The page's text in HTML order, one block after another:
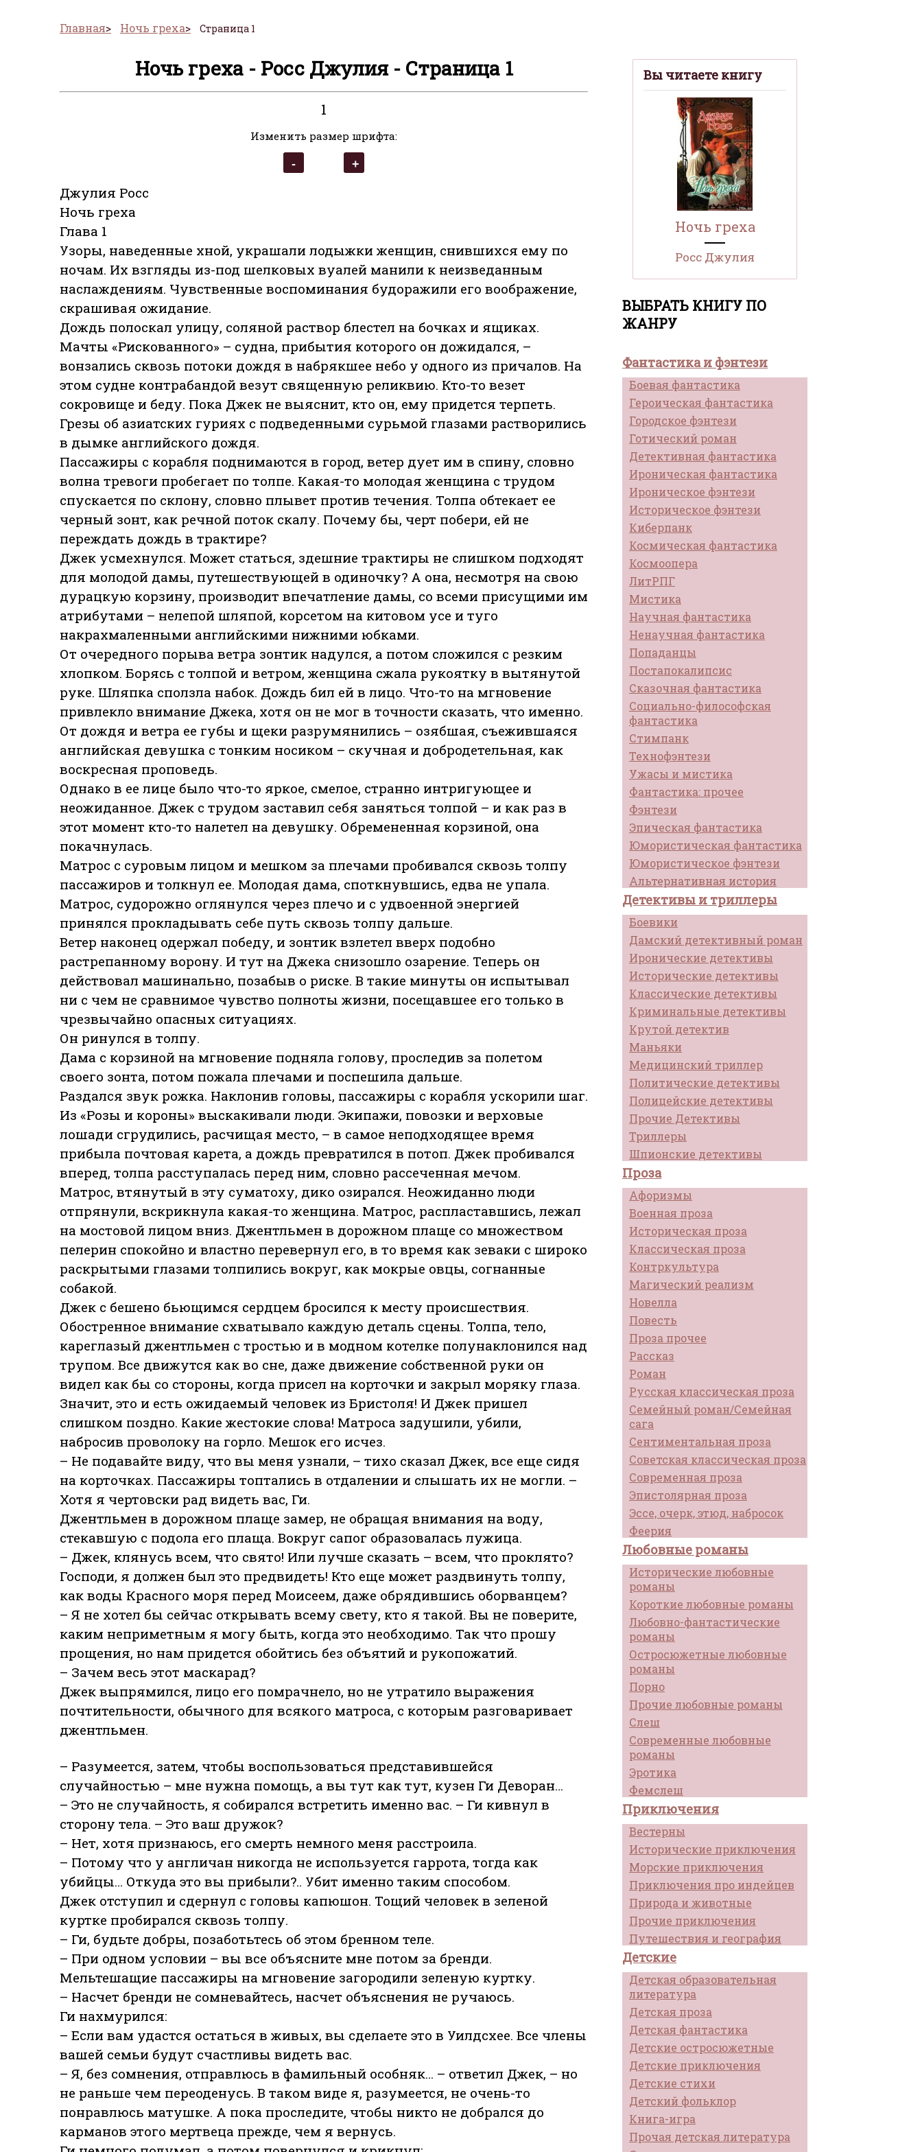
Главная Ночь греха Страница 1
Вы читаете книгу
Ночь греха
Росс Джулия
ВЫБРАТЬ КНИГУ ПО
ЖАНРУ
Фантастика и фэнтези
Боевая фантастика
Героическая фантастика
Городское фэнтези
Готический роман
Детективная фантастика
Ироническая фантастика
Ироническое фэнтези
Историческое фэнтези
Киберпанк
Космическая фантастика
Космоопера
ЛитРПГ
Мистика
Научная фантастика
Ненаучная фантастика
Попаданцы
Постапокалипсис
Сказочная фантастика
Социально-философская
фантастика
Стимпанк
Технофэнтези
Ужасы и мистика
Фантастика: прочее
Фэнтези
Эпическая фантастика
Юмористическая фантастика
Юмористическое фэнтези
Альтернативная история
Детективы и триллеры
Боевики
Дамский детективный роман
Иронические детективы
Исторические детективы
Классические детективы
Криминальные детективы
Крутой детектив
Маньяки
Медицинский триллер
Политические детективы
Полицейские детективы
Прочие Детективы
Триллеры
Шпионские детективы
Проза
Афоризмы
Военная проза
Историческая проза
Классическая проза
Контркультура
Магический реализм
Новелла
Повесть
Проза прочее
Рассказ
Роман
Русская классическая проза
Семейный роман/Семейная
сага
Сентиментальная проза
Советская классическая проза
Современная проза
Эпистолярная проза
Эссе, очерк, этюд, набросок
Феерия
Любовные романы
Исторические любовные
романы
Короткие любовные романы
Любовно-фантастические
романы
Остросюжетные любовные
романы
Порно
Прочие любовные романы
Слеш
Современные любовные
романы
Эротика
Фемслеш
Приключения
Вестерны
Исторические приключения
Морские приключения
Приключения про индейцев
Природа и животные
Прочие приключения
Путешествия и география
Детские
Детская образовательная
литература
Детская проза
Детская фантастика
Детские остросюжетные
Детские приключения
Детские стихи
Детский фольклор
Книга-игра
Прочая детская литература
Ночь греха - Росс Джулия - Страница 1
1
Изменить размер шрифта:
Джулия Росс
Ночь греха
Глава 1
Узоры, наведенные хной, украшали лодыжки женщин, снившихся ему по
ночам. Их взгляды из-под шелковых вуалей манили к неизведанным
наслаждениям. Чувственные воспоминания будоражили его воображение,
скрашивая ожидание.
Дождь полоскал улицу, соляной раствор блестел на бочках и ящиках.
Мачты «Рискованного» – судна, прибытия которого он дожидался, –
вонзались сквозь потоки дождя в набрякшее небо у одного из причалов. На
этом судне контрабандой везут священную реликвию. Кто-то везет
сокровище и беду. Пока Джек не выяснит, кто он, ему придется терпеть.
Грезы об азиатских гуриях с подведенными сурьмой глазами растворились
в дымке английского дождя.
Пассажиры с корабля поднимаются в город, ветер дует им в спину, словно
волна тревоги пробегает по толпе. Какая-то молодая женщина с трудом
спускается по склону, словно плывет против течения. Толпа обтекает ее
черный зонт, как речной поток скалу. Почему бы, черт побери, ей не
переждать дождь в трактире?
Джек усмехнулся. Может статься, здешние трактиры не слишком подходят
для молодой дамы, путешествующей в одиночку? А она, несмотря на свою
дурацкую корзину, производит впечатление дамы, со всеми присущими им
атрибутами – нелепой шляпой, корсетом на китовом усе и туго
накрахмаленными английскими нижними юбками.
От очередного порыва ветра зонтик надулся, а потом сложился с резким
хлопком. Борясь с толпой и ветром, женщина сжала рукоятку в вытянутой
руке. Шляпка сползла набок. Дождь бил ей в лицо. Что-то на мгновение
привлекло внимание Джека, хотя он не мог в точности сказать, что именно.
От дождя и ветра ее губы и щеки разрумянились – озябшая, съежившаяся
английская девушка с тонким носиком – скучная и добродетельная, как
воскресная проповедь.
Однако в ее лице было что-то яркое, смелое, странно интригующее и
неожиданное. Джек с трудом заставил себя заняться толпой – и как раз в
этот момент кто-то налетел на девушку. Обремененная корзиной, она
покачнулась.
Матрос с суровым лицом и мешком за плечами пробивался сквозь толпу
пассажиров и толкнул ее. Молодая дама, споткнувшись, едва не упала.
Матрос, судорожно оглянулся через плечо и с удвоенной энергией
принялся прокладывать себе путь сквозь толпу дальше.
Ветер наконец одержал победу, и зонтик взлетел вверх подобно
растрепанному ворону. И тут на Джека снизошло озарение. Теперь он
действовал машинально, позабыв о риске. В такие минуты он испытывал
ни с чем не сравнимое чувство полноты жизни, посещавшее его только в
чрезвычайно опасных ситуациях.
Он ринулся в толпу.
Дама с корзиной на мгновение подняла голову, проследив за полетом
своего зонта, потом пожала плечами и поспешила дальше.
Раздался звук рожка. Наклонив головы, пассажиры с корабля ускорили шаг.
Из «Розы и короны» выскакивали люди. Экипажи, повозки и верховые
лошади сгрудились, расчищая место, – в самое неподходящее время
прибыла почтовая карета, а дождь превратился в потоп. Джек пробивался
вперед, толпа расступалась перед ним, словно рассеченная мечом.
Матрос, втянутый в эту суматоху, дико озирался. Неожиданно люди
отпрянули, вскрикнула какая-то женщина. Матрос, распластавшись, лежал
на мостовой лицом вниз. Джентльмен в дорожном плаще со множеством
пелерин спокойно и властно перевернул его, в то время как зеваки с широко
раскрытыми глазами толпились вокруг, как мокрые овцы, согнанные
собакой.
Джек с бешено бьющимся сердцем бросился к месту происшествия.
Обостренное внимание схватывало каждую деталь сцены. Толпа, тело,
кареглазый джентльмен с тростью и в модном котелке полунаклонился над
трупом. Все движутся как во сне, даже движение собственной руки он
видел как бы со стороны, когда присел на корточки и закрыл моряку глаза.
Значит, это и есть ожидаемый человек из Бристоля! И Джек пришел
слишком поздно. Какие жестокие слова! Матроса задушили, убили,
набросив проволоку на горло. Мешок его исчез.
– Не подавайте виду, что вы меня узнали, – тихо сказал Джек, все еще сидя
на корточках. Пассажиры топтались в отдалении и слышать их не могли. –
Хотя я чертовски рад видеть вас, Ги.
Джентльмен в дорожном плаще замер, не обращая внимания на воду,
стекавшую с подола его плаща. Вокруг сапог образовалась лужица.
– Джек, клянусь всем, что свято! Или лучше сказать – всем, что проклято?
Господи, я должен был это предвидеть! Кто еще может раздвинуть толпу,
как воды Красного моря перед Моисеем, даже обрядившись оборванцем?
– Я не хотел бы сейчас открывать всему свету, кто я такой. Вы не поверите,
каким неприметным я могу быть, когда это необходимо. Так что прошу
прощения, но нам придется обойтись без объятий и рукопожатий.
– Зачем весь этот маскарад?
Джек выпрямился, лицо его помрачнело, но не утратило выражения
почтительности, обычного для всякого матроса, с которым разговаривает
джентльмен.
– Разумеется, затем, чтобы воспользоваться представившейся
случайностью – мне нужна помощь, а вы тут как тут, кузен Ги Деворан…
– Это не случайность, я собирался встретить именно вас. – Ги кивнул в
сторону тела. – Это ваш дружок?
– Нет, хотя признаюсь, его смерть немного меня расстроила.
– Потому что у англичан никогда не используется гаррота, тогда как
убийцы… Откуда это вы прибыли?.. Убит именно таким способом.
Джек отступил и сдернул с головы капюшон. Тощий человек в зеленой
куртке пробирался сквозь толпу.
– Ги, будьте добры, позаботьтесь об этом бренном теле.
– При одном условии – вы все объясните мне потом за бренди.
Мельтешащие пассажиры на мгновение загородили зеленую куртку.
– Насчет бренди не сомневайтесь, насчет объяснения не ручаюсь.
Ги нахмурился:
– Если вам удастся остаться в живых, вы сделаете это в Уилдсхее. Все члены
вашей семьи будут счастливы видеть вас.
– Я, без сомнения, отправлюсь в фамильный особняк… – ответил Джек, – но
не раньше чем переоденусь. В таком виде я, разумеется, не очень-то
понравлюсь матушке. А пока проследите, чтобы никто не добрался до
карманов этого мертвеца прежде, чем я вернусь.